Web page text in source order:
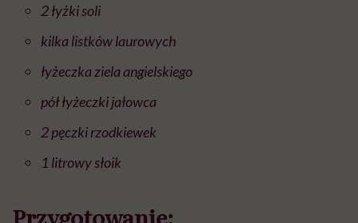
2 łyżki soli
kilka listków laurowych
łyżeczka ziela angielskiego
pół łyżeczki jałowca
2 pęczki rzodkiewek
1 litrowy słoik
Przygotowanie: